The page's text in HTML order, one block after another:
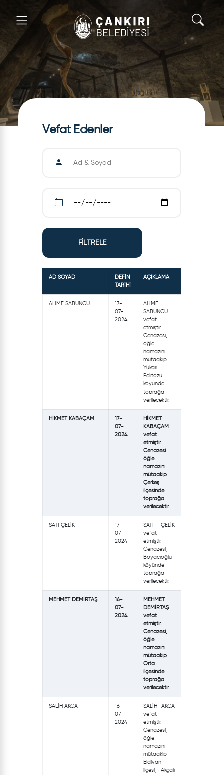
Vefat Edenler
FİLTRELE
AD SOYAD
DEFİN
TARİHİ
AÇIKLAMA
ALİME SABUNCU
17-
07-
2024
ALİME
SABUNCU
vefat
etmiştir.
Cenazesi,
öğle
namazını
mütaakip
Yukarı
Pelitözü
köyünde
toprağa
verilecektir.
HİKMET KABAÇAM
17-
07-
2024
HİKMET
KABAÇAM
vefat
etmiştir.
Cenazesi
öğle
namazını
mütaakip
Çerkeş
ilçesinde
toprağa
verilecektir.
SATI ÇELİK
17-
07-
2024
SATI ÇELİK
vefat
etmiştir.
Cenazesi,
Boyacıoğlu
köyünde
toprağa
verilecektir.
MEHMET DEMİRTAŞ
16-
07-
2024
MEHMET
DEMİRTAŞ
vefat
etmiştir.
Cenazesi,
öğle
namazını
mütaakip
Orta
ilçesinde
toprağa
verilecektir.
SALİH AKCA
16-
07-
2024
SALİH AKCA
vefat
etmiştir.
Cenazesi,
öğle
namazını
mütaakip
Eldivan
ilçesi, Akçalı